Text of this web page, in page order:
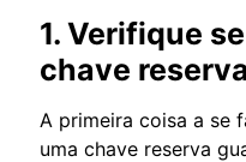
1. Verifique
chave reserva
A primeira coisa a se
uma chave reserva